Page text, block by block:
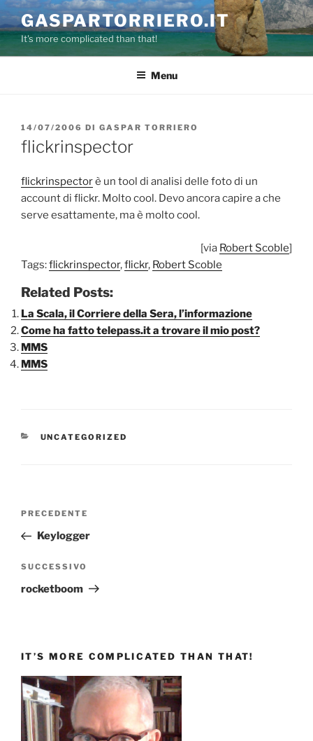
Salta
al
contenuto
GASPARTORRIERO.IT
It's more complicated than that!
Menu
PUBBLICATO
IL
14/07/2006 DI GASPAR TORRIERO
flickrinspector
flickrinspectorè un tool di analisi delle foto di un
account di flickr. Molto cool. Devo ancora capire a che
serve esattamente, ma è molto cool.
[via Robert Scoble]
Tags:flickrinspector,flickr, Robert Scoble
Related Posts:
La Scala, il Corriere della Sera, l’informazione
Come ha fatto telepass.it a trovare il mio post?
MMS
MMS
CATEGORIE
UNCATEGORIZED
Navigazione
Articolo
precedente:
PRECEDENTE
Keylogger
Articolo
successivo
SUCCESSIVO
rocketboom
IT’S MORE COMPLICATED THAN THAT!